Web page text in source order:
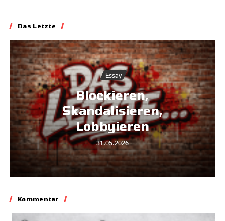
Das Letzte
Essay
Blockieren,
Skandalisieren,
Lobbyieren
31.05.2026
Kommentar